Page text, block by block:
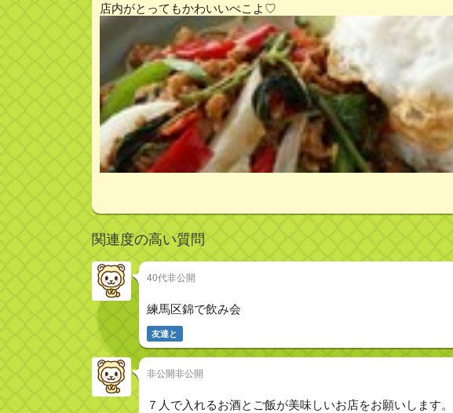
店内がとってもかわいいぺこよ♡
関連度の高い質問
40代非公開
練馬区錦で飲み会
友達と
非公開非公開
７人で入れるお酒とご飯が美味しいお店をお願いします。